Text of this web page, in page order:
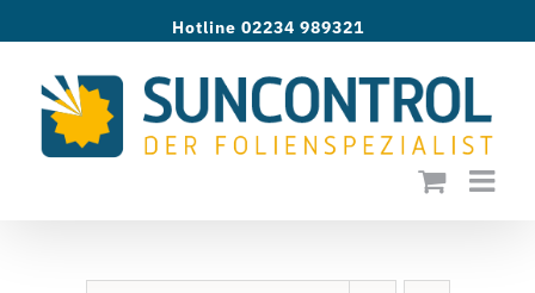
springen
Hotline 02234 989321